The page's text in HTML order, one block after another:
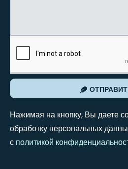
Нажимая на кнопку, Вы даете
обработку персональных
с политикой